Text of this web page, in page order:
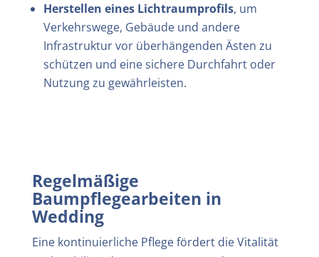
Herstellen eines Lichtraumprofils, um
Verkehrswege, Gebäude und andere
Infrastruktur vor überhängenden Ästen zu
schützen und eine sichere Durchfahrt oder
Nutzung zu gewährleisten.
Regelmäßige
Baumpflegearbeiten in
Wedding
Eine kontinuierliche Pflege fördert die Vitalität